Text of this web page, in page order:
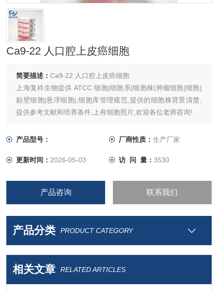
Ca9-22 人口腔上皮癌细胞
简要描述：Ca9-22 人口腔上皮癌细胞
上海复祥生物提供 ATCC 细胞|细胞系|细胞株|肿瘤细胞|细胞|
贴壁细胞|悬浮细胞|,细胞库管理规范,提供的细胞株背景清楚,
提供参考文献和培养条件,上有细胞照片,欢迎各位老师咨询!
产品型号： 厂商性质： 生产厂家
更新时间： 2026-05-03 访 问 量： 3530
产品咨询 联系我们
产品分类 PRODUCT CATEGORY
相关文章 RELATED ARTICLES